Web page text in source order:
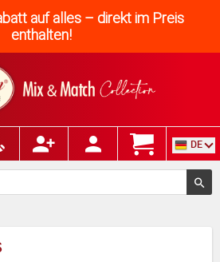
auf alles – direkt im Preis
enthalten!
DE